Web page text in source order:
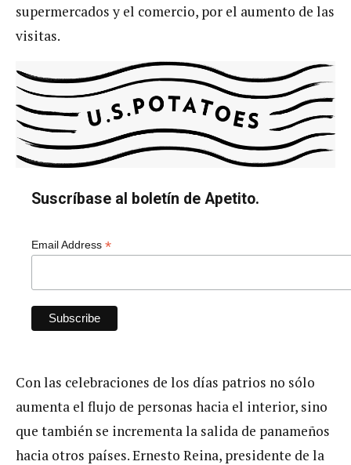
supermercados y el comercio, por el aumento de las
visitas.
Suscríbase al boletín de Apetito.
Email Address *
Con las celebraciones de los días patrios no sólo
aumenta el flujo de personas hacia el interior, sino
que también se incrementa la salida de panameños
hacia otros países. Ernesto Reina, presidente de la